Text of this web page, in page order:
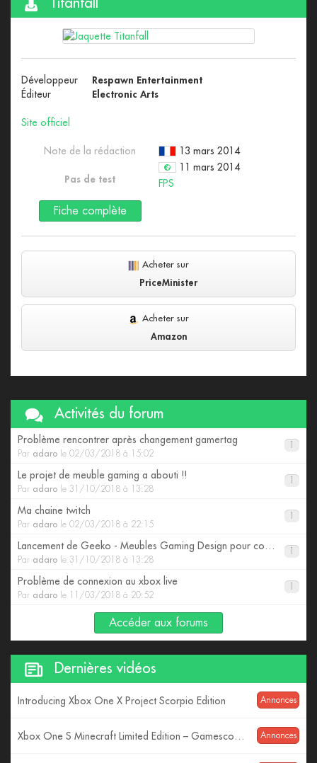
Titanfall
Développeur
Respawn Entertainment
Éditeur
Electronic Arts
Site officiel
13 mars 2014
11 mars 2014
FPS
Note de la rédaction
Pas de test
Fiche complète
Acheter sur
PriceMinister
Acheter sur
Amazon
Activités du forum
Problème rencontrer après changement gamertag
Par adaro le 02/03/2018 à 15:02
Le projet de meuble gaming a abouti !!
Par adaro le 31/10/2018 à 13:28
Ma chaine twitch
Par adaro le 02/03/2018 à 22:15
Par adaro le 31/10/2018 à 13:28
Problème de connexion au xbox live
Par adaro le 11/03/2018 à 20:52
Accéder aux forums
Dernières vidéos
Annonces
Introducing Xbox One X Project Scorpio Edition
Annonces